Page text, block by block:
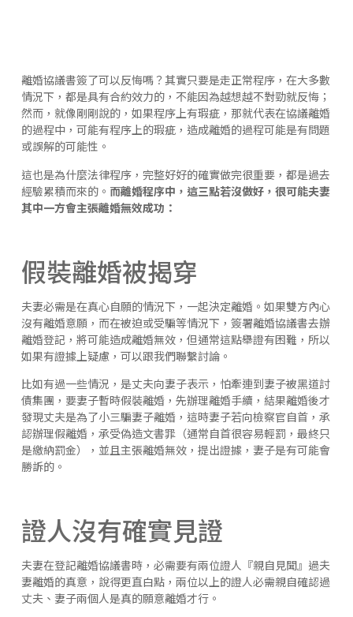
離婚協議書簽了可以反悔嗎？其實只要是走正常程序，在大多數
情況下，都是具有合約效力的，不能因為越想越不對勁就反悔；
然而，就像剛剛說的，如果程序上有瑕疵，那就代表在協議離婚
的過程中，可能有程序上的瑕疵，造成離婚的過程可能是有問題
或誤解的可能性。
這也是為什麼法律程序，完整好好的確實做完很重要，都是過去
經驗累積而來的。 而離婚程序中，這三點若沒做好，很可能夫妻
其中一方會主張離婚無效成功：
假裝離婚被揭穿
夫妻必需是在真心自願的情況下，一起決定離婚。如果雙方內心
沒有離婚意願，而在被迫或受騙等情況下，簽署離婚協議書去辦
離婚登記，將可能造成離婚無效，但通常這點舉證有困難，所以
如果有證據上疑慮，可以跟我們聯繫討論。
比如有過一些情況，是丈夫向妻子表示，怕牽連到妻子被黑道討
債集團，要妻子暫時假裝離婚，先辦理離婚手續，結果離婚後才
發現丈夫是為了小三騙妻子離婚，這時妻子若向檢察官自首，承
認辦理假離婚，承受偽造文書罪（通常自首很容易輕罰，最終只
是繳納罰金），並且主張離婚無效，提出證據，妻子是有可能會
勝訴的。
證人沒有確實見證
夫妻在登記離婚協議書時，必需要有兩位證人『親自見聞』過夫
妻離婚的真意，說得更直白點，兩位以上的證人必需親自確認過
丈夫、妻子兩個人是真的願意離婚才行。